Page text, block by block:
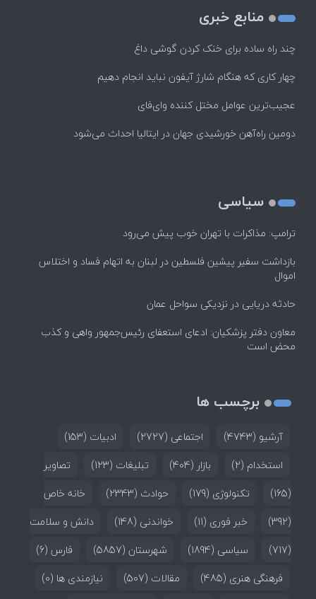
منابع خبری
چند راه‌ ساده برای خنک کردن گوشی داغ
چهار کاری که هنگام شارژ آیفون نباید انجام دهیم
عجیب‌ترین عوامل مختل کننده وای‌فای
دومین راه‌آهن خورشیدی جهان در ایتالیا احداث می‌شود
سیاسی
ترامپ: مذاکرات با تهران خوب پیش می‌رود
بازداشت سفیر پیشین فلسطین در لبنان به اتهام فساد و اختلاس
اموال
حادثه دریایی در نزدیکی سواحل عمان
معاون دفتر پزشکیان: ادعای استعفای رئیس‌جمهور واهی و کذب
محض است
برچسب ها
آرشیو (4743) اجتماعی (2727) ادبیات (153)
استخدام (2) بازار (404) تبلیغات (123)
تصاویر
(165)
تکنولوژی (179) حوادث (2343)
خانه خاص
(392)
خبر فوری (11) خواندنی (148)
دانش و سلامت
(717)
سیاسی (1894) شهرستان (5857) فارس (6)
فرهنگی هنری (485) مقالات (507) نیازمندی ها (0)